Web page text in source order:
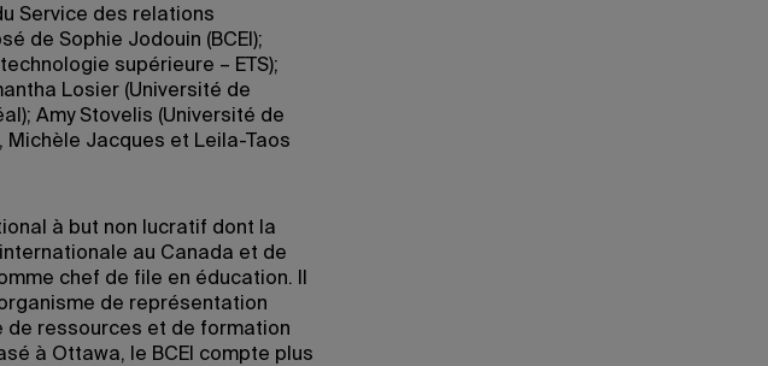
Service des relations
de Sophie Jodouin (BCEI);
supérieure – ETS);
Losier (Université de
Amy Stovelis (Université de
Michèle Jacques et Leila-Taos
à but non lucratif dont la
au Canada et de
chef de file en éducation. Il
de représentation
de ressources et de formation
à Ottawa, le BCEI compte plus